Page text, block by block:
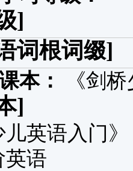
]
词根词缀]
本： 《剑
]
英语入门》
英语